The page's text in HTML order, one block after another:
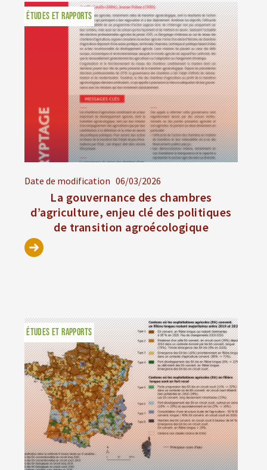
Date de modification 06/03/2026
La gouvernance des chambres
d’agriculture, enjeu clé des politiques
de transition agroécologique
ÉTUDES ET RAPPORTS
ÉTUDES ET RAPPORTS